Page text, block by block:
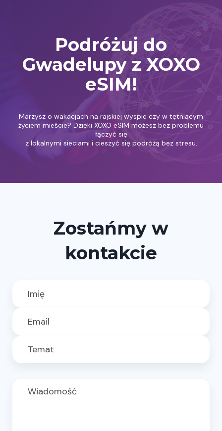
Podróżuj do
Gwadelupy z XOXO
eSIM!
Marzysz o wakacjach na rajskiej wyspie czy w tętniącym
życiem mieście? Dzięki XOXO eSIM możesz bez problemu
łączyć się
z lokalnymi sieciami i cieszyć się podróżą bez stresu.
Zostańmy w
kontakcie